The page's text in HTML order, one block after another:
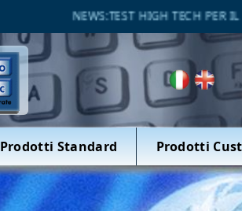
NEWS:TEST HIGH TECH PER IL
Prodotti Standard Prodotti